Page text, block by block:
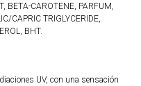
BETA-CAROTENE, PARFUM,
CAPRIC TRIGLYCERIDE,
BHT.
UV, con una sensación